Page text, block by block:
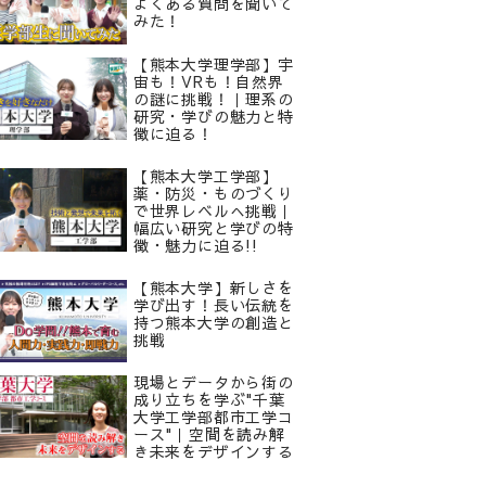
みた！
【熊本大学理学部】宇
宙も！VRも！自然界
の謎に挑戦！｜理系の
研究・学びの魅力と特
徴に迫る！
【熊本大学工学部】
薬・防災・ものづくり
で世界レベルへ挑戦｜
幅広い研究と学びの特
徴・魅力に迫る!!
【熊本大学】新しさを
学び出す！長い伝統を
持つ熊本大学の創造と
挑戦
現場とデータから街の
成り立ちを学ぶ"千葉
大学工学部都市工学コ
ース"｜空間を読み解
き未来をデザインする